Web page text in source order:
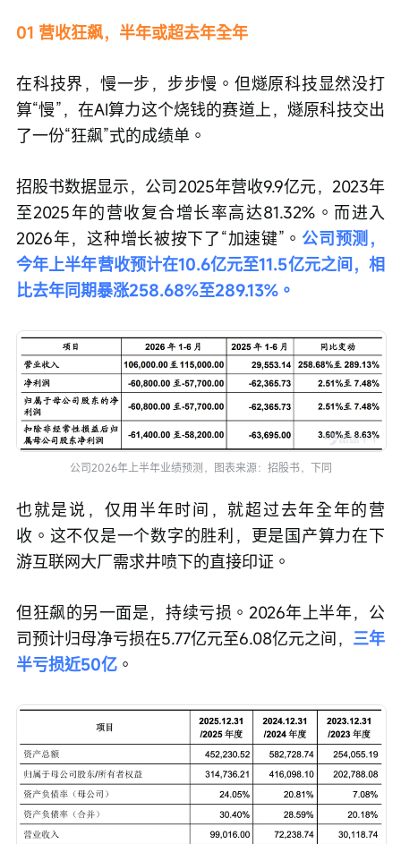
01 营收狂飙，半年或超去年全年
在科技界，慢一步，步步慢。但燧原科技显然没打
算“慢”，在AI算力这个烧钱的赛道上，燧原科技交出
了一份“狂飙”式的成绩单。
招股书数据显示，公司2025年营收9.9亿元，2023年
至2025年的营收复合增长率高达81.32%。而进入
2026年，这种增长被按下了“加速键”。公司预测，
今年上半年营收预计在10.6亿元至11.5亿元之间，相
比去年同期暴涨258.68%至289.13%。
公司2026年上半年业绩预测，图表来源：招股书，下同
也就是说，仅用半年时间，就超过去年全年的营
收。这不仅是一个数字的胜利，更是国产算力在下
游互联网大厂需求井喷下的直接印证。
但狂飙的另一面是，持续亏损。2026年上半年，公
司预计归母净亏损在5.77亿元至6.08亿元之间， 三年
半亏损近50亿 。